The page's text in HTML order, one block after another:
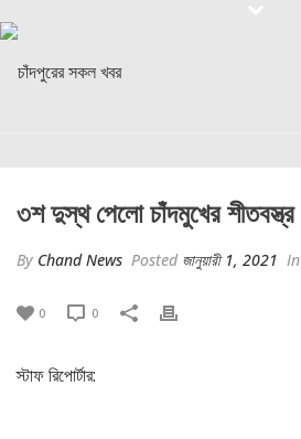
৩শ দুস্থ পেলো চাঁদমুখের শীতবস্ত্র
By Chand News Posted জানুয়ারী 1, 2021 In
0 0
স্টাফ রিপোর্টার: